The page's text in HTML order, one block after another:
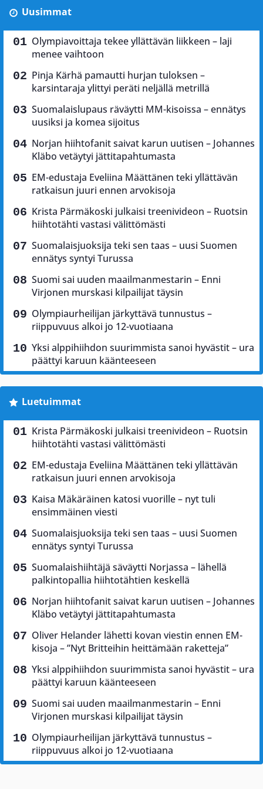
Uusimmat
Olympiavoittaja tekee yllättävän liikkeen – laji
menee vaihtoon
Pinja Kärhä pamautti hurjan tuloksen –
karsintaraja ylittyi peräti neljällä metrillä
Suomalaislupaus räväytti MM-kisoissa – ennätys
uusiksi ja komea sijoitus
Norjan hiihtofanit saivat karun uutisen – Johannes
Kläbo vetäytyi jättitapahtumasta
EM-edustaja Eveliina Määttänen teki yllättävän
ratkaisun juuri ennen arvokisoja
Krista Pärmäkoski julkaisi treenivideon – Ruotsin
hiihtotähti vastasi välittömästi
Suomalaisjuoksija teki sen taas – uusi Suomen
ennätys syntyi Turussa
Suomi sai uuden maailmanmestarin – Enni
Virjonen murskasi kilpailijat täysin
Olympiaurheilijan järkyttävä tunnustus –
riippuvuus alkoi jo 12-vuotiaana
Yksi alppihiihdon suurimmista sanoi hyvästit – ura
päättyi karuun käänteeseen
Luetuimmat
Krista Pärmäkoski julkaisi treenivideon – Ruotsin
hiihtotähti vastasi välittömästi
EM-edustaja Eveliina Määttänen teki yllättävän
ratkaisun juuri ennen arvokisoja
Kaisa Mäkäräinen katosi vuorille – nyt tuli
ensimmäinen viesti
Suomalaisjuoksija teki sen taas – uusi Suomen
ennätys syntyi Turussa
Suomalaishiihtäjä säväytti Norjassa – lähellä
palkintopallia hiihtotähtien keskellä
Norjan hiihtofanit saivat karun uutisen – Johannes
Kläbo vetäytyi jättitapahtumasta
Oliver Helander lähetti kovan viestin ennen EM-
kisoja – ”Nyt Britteihin heittämään raketteja”
Yksi alppihiihdon suurimmista sanoi hyvästit – ura
päättyi karuun käänteeseen
Suomi sai uuden maailmanmestarin – Enni
Virjonen murskasi kilpailijat täysin
Olympiaurheilijan järkyttävä tunnustus –
riippuvuus alkoi jo 12-vuotiaana